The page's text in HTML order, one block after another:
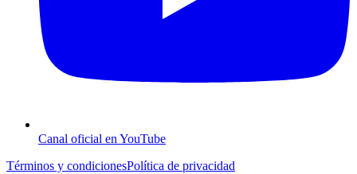
Canal oficial en YouTube
Términos y condicionesPolítica de privacidad